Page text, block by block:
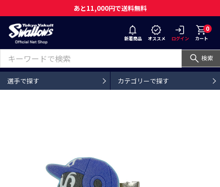
あと11,000円で送料無料
新着商品 オススメ ログイン
0
カート
検索
選手で探す カテゴリーで探す